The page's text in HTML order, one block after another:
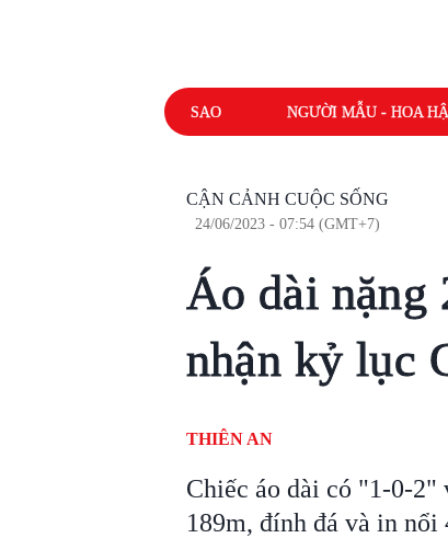
SAO NGƯỜI MẪU - HOA
CẬN CẢNH CUỘC SỐNG
24/06/2023 - 07:54 (GMT+7)
Áo dài nặng
nhận kỷ lục
THIÊN AN
Chiếc áo dài có "1-0-2"
189m, đính đá và in